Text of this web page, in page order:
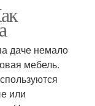
даче немало
мебель.
или